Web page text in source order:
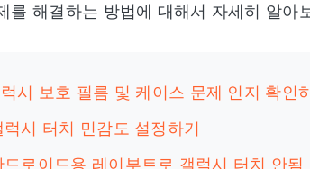
를 해결하는 방법에 대해서 자세히 알아
럭시 보호 필름 및 케이스 문제 인지 확인
럭시 터치 민감도 설정하기
드로이드용 레이부트로 갤럭시 터치 안됨